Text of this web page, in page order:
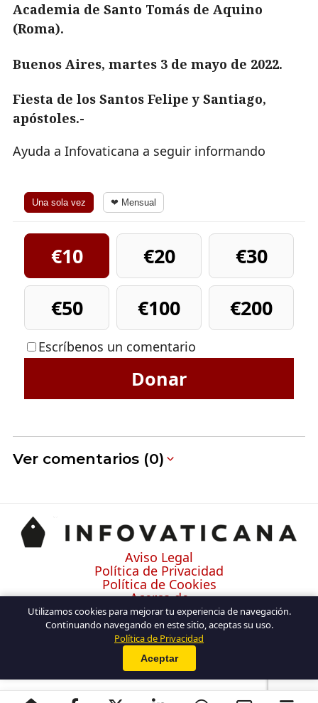
Academia de Santo Tomás de Aquino
(Roma).
Buenos Aires, martes 3 de mayo de 2022.
Fiesta de los Santos Felipe y Santiago,
apóstoles.-
Ayuda a Infovaticana a seguir informando
Una sola vez ❤ Mensual
€10 €20
€30
€50
€100 €200
Escríbenos un comentario
Donar
Ver comentarios (0)
Aviso Legal
Política de Privacidad
Política de Cookies
Acerca de
Contacto
Utilizamos cookies para mejorar tu experiencia de navegación.
Continuando navegando en este sitio, aceptas su uso.
Política de Privacidad
Aceptar